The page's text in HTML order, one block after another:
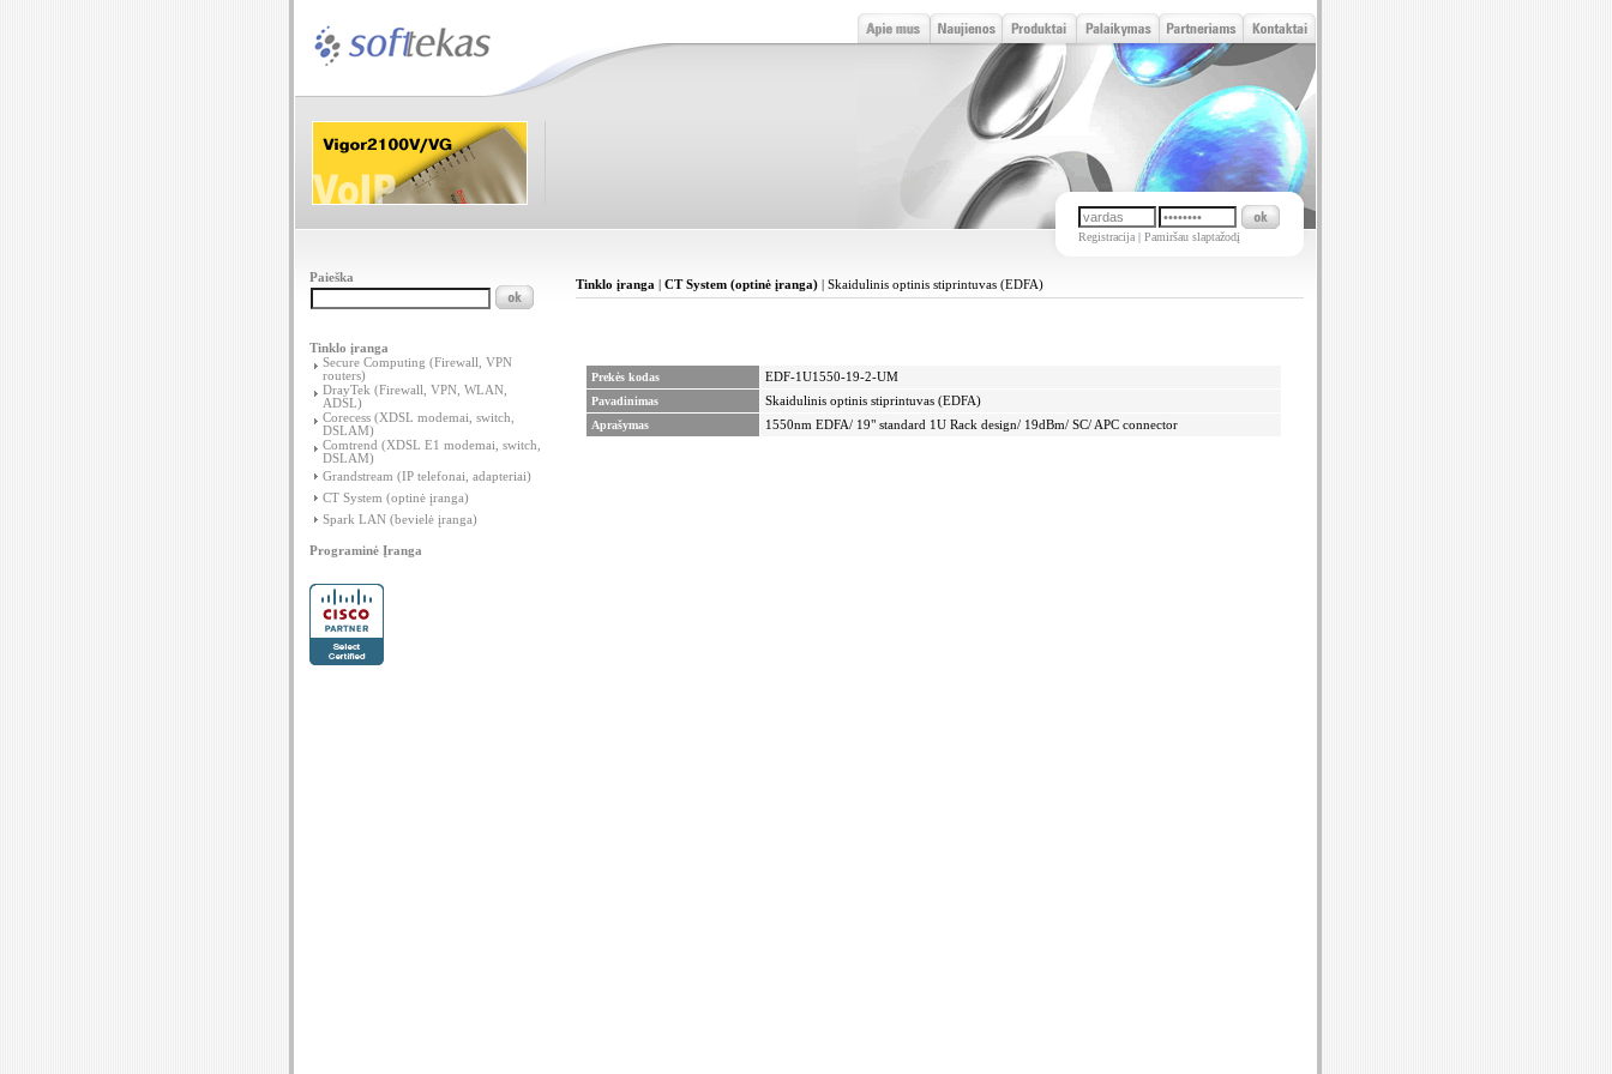
Registracija | Pamiršau slaptažodį
Paieška
Tinklo įranga CT System (optinė įranga) | Skaidulinis optinis stiprintuvas (EDFA)
Tinklo įranga
Secure Computing (Firewall, VPN
routers)
DrayTek (Firewall, VPN, WLAN,
ADSL)
Corecess (XDSL modemai, switch,
DSLAM)
Comtrend (XDSL E1 modemai, switch,
DSLAM)
Grandstream (IP telefonai, adapteriai)
CT System (optinė įranga)
Spark LAN (bevielė įranga)
Programinė Įranga
Prekės kodas
EDF-1U1550-19-2-UM
Pavadinimas
Skaidulinis optinis stiprintuvas (EDFA)
Aprašymas
1550nm EDFA/ 19" standard 1U Rack design/ 19dBm/ SC/ APC connector